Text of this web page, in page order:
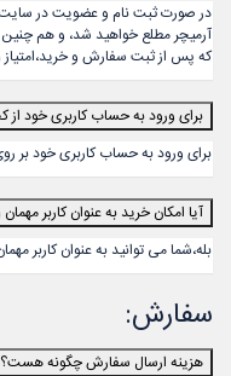
در صورت ثبت نام و عضویت در
آرمیچر مطلع خواهید شد، و هم
که پس از ثبت سفارش و خرید،امتیاز
برای ورود به حساب کاربری خود از
برای ورود به حساب کاربری خود بر
آیا امکان خرید به عنوان کاربر
بله،شما می توانید به عنوان کاربر
سفارش:
هزینه ارسال سفارش چگونه هست؟